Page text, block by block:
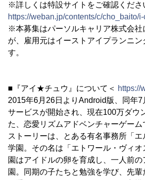
※詳しくは特設サイトをご確認くださ
https://weban.jp/contents/c/cho_baito/
※本募集はパーソルキャリア株式会社
が、雇用元はイーストアイプランニン
す。
■『アイ★チュウ』について＜ https://
2015年6月26日よりAndroid版、同年
サービスが開始され、現在100万ダウ
た、恋愛リズムアドベンチャーゲーム
ストーリーは、とある有名事務所「
学園。その名は「エトワール・ヴィ
園はアイドルの卵を育成し、一人前
園。同期の子たちと勉強を学び、先輩